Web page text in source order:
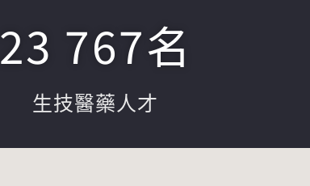
生技醫藥人才
23 767名